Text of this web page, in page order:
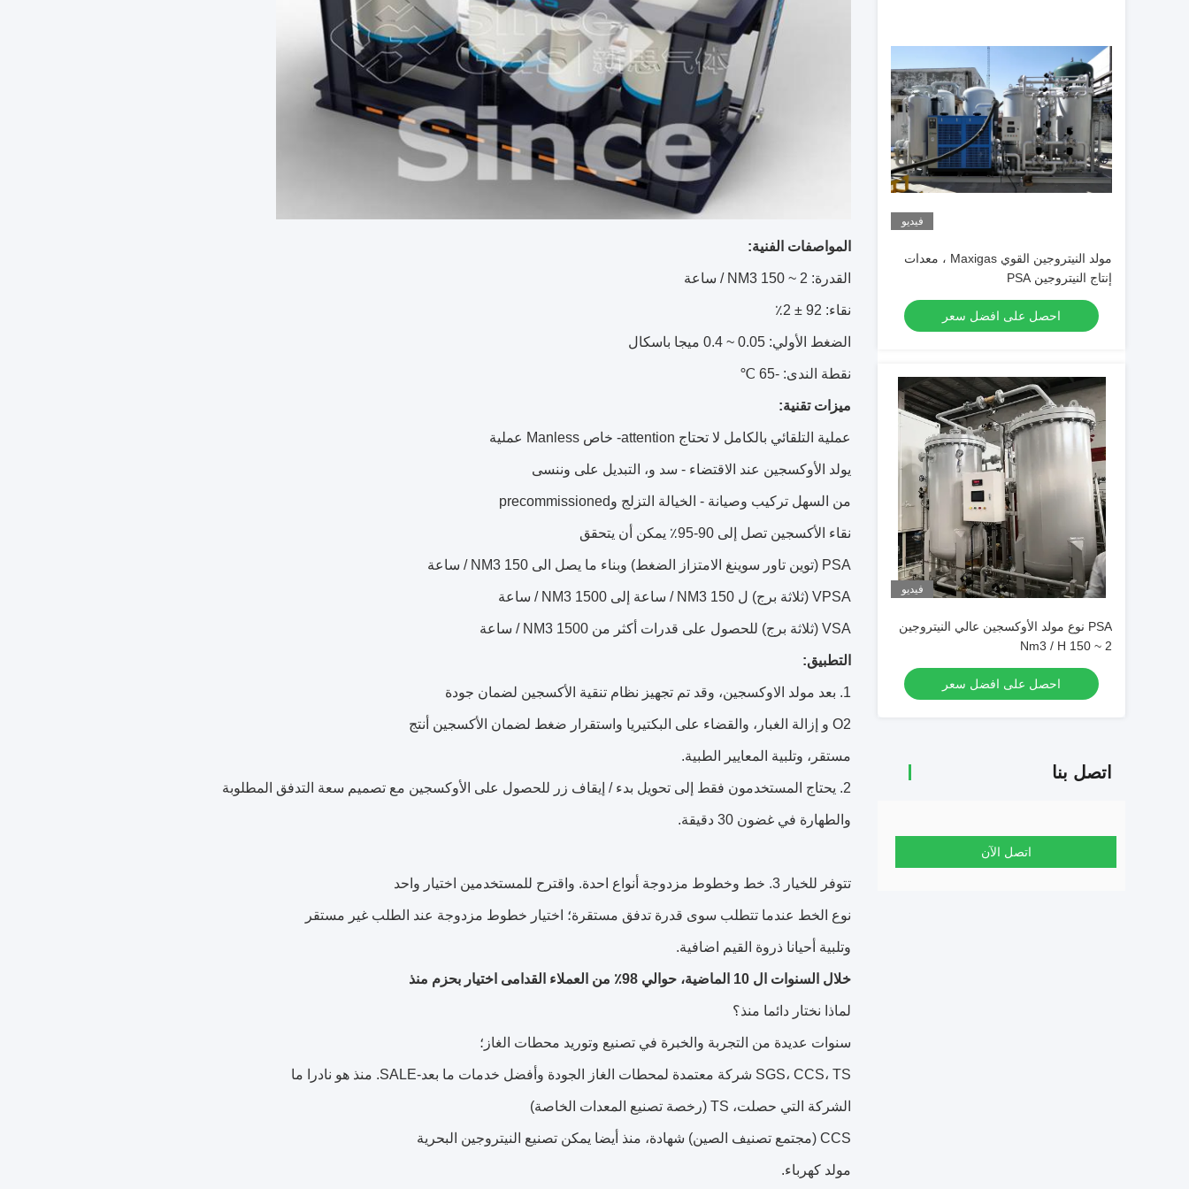
فيديو
مولد النيتروجين القوي Maxigas ، معدات
إنتاج النيتروجين PSA
احصل على افضل سعر
فيديو
PSA نوع مولد الأوكسجين عالي النيتروجين
2 ~ 150 Nm3 / H
احصل على افضل سعر
اتصل بنا
اتصل الآن
المواصفات الفنية:
القدرة: 2 ~ 150 NM3 / ساعة
نقاء: 92 ± 2٪
الضغط الأولي: 0.05 ~ 0.4 ميجا باسكال
نقطة الندى: -65 ℃
ميزات تقنية:
عملية التلقائي بالكامل لا تحتاج attention- خاص Manless عملية
يولد الأوكسجين عند الاقتضاء - سد و، التبديل على وننسى
من السهل تركيب وصيانة - الخيالة التزلج وprecommissioned
نقاء الأكسجين تصل إلى 90-95٪ يمكن أن يتحقق
PSA (توين تاور سوينغ الامتزاز الضغط) وبناء ما يصل الى 150 NM3 / ساعة
VPSA (ثلاثة برج) ل 150 NM3 / ساعة إلى 1500 NM3 / ساعة
VSA (ثلاثة برج) للحصول على قدرات أكثر من 1500 NM3 / ساعة
التطبيق:
1. بعد مولد الاوكسجين، وقد تم تجهيز نظام تنقية الأكسجين لضمان جودة
O2 و إزالة الغبار، والقضاء على البكتيريا واستقرار ضغط لضمان الأكسجين أنتج
مستقر، وتلبية المعايير الطبية.
2. يحتاج المستخدمون فقط إلى تحويل بدء / إيقاف زر للحصول على الأوكسجين مع تصميم سعة التدفق المطلوبة
والطهارة في غضون 30 دقيقة.
تتوفر للخيار 3. خط وخطوط مزدوجة أنواع احدة. واقترح للمستخدمين اختيار واحد
نوع الخط عندما تتطلب سوى قدرة تدفق مستقرة؛ اختيار خطوط مزدوجة عند الطلب غير مستقر
وتلبية أحيانا ذروة القيم اضافية.
خلال السنوات ال 10 الماضية، حوالي 98٪ من العملاء القدامى اختيار بحزم منذ
لماذا نختار دائما منذ؟
سنوات عديدة من التجربة والخبرة في تصنيع وتوريد محطات الغاز؛
SGS، CCS، TS شركة معتمدة لمحطات الغاز الجودة وأفضل خدمات ما بعد-SALE. منذ هو نادرا ما
الشركة التي حصلت، TS (رخصة تصنيع المعدات الخاصة)
CCS (مجتمع تصنيف الصين) شهادة، منذ أيضا يمكن تصنيع النيتروجين البحرية
مولد كهرباء.